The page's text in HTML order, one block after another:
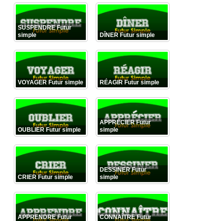
SUSPENDRE Futur
simple
DÎNER Futur simple
VOYAGER Futur simple RÉAGIR Futur simple
OUBLIER Futur simple
APPRÉCIER Futur
simple
CRIER Futur simple
DESSINER Futur
simple
APPRENDRE Futur CONNAÎTRE Futur